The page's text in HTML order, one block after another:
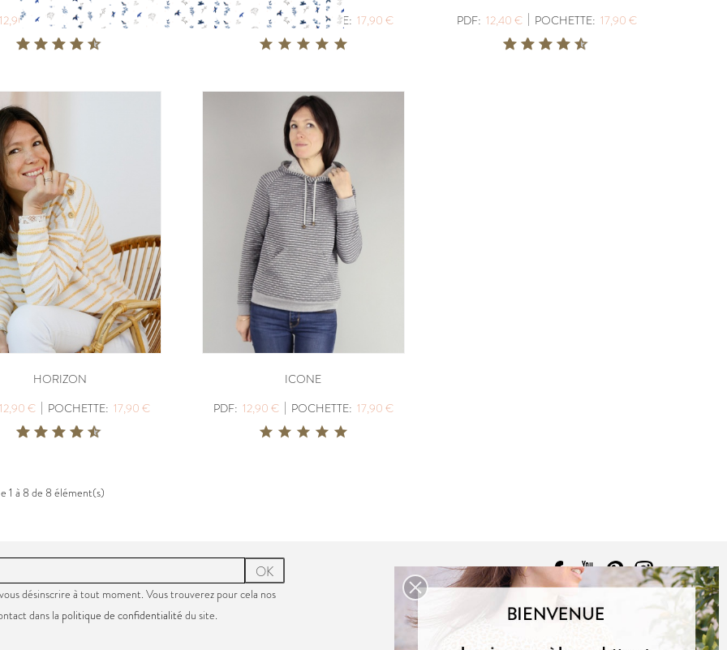
€|POCHETTE:17,90 €
PDF:12,90 €| POCHETTE: 17,90 €
PDF: 12,40 €| POCHETTE: 17,90 €
HORIZON
€| POCHETTE: 17,90 €
ICONE
PDF: 12,90 €| POCHETTE: 17,90 €
1 à 8 de 8 élément(s)
OK
désinscrire à tout moment. Vous trouverez pour cela nos
dans la politique de confidentialité du site.